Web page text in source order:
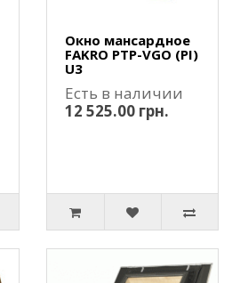
Окно мансардное
FAKRO PTP-VGO (PI)
U3
Есть в наличии
12 525.00 грн.